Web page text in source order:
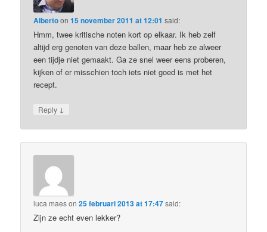
Albertoon15 november 2011 at 12:01 said:
Hmm, twee kritische noten kort op elkaar. Ik heb zelf
altijd erg genoten van deze ballen, maar heb ze alweer
een tijdje niet gemaakt. Ga ze snel weer eens proberen,
kijken of er misschien toch iets niet goed is met het
recept.
Reply ↓
luca maeson25 februari 2013 at 17:47said:
Zijn ze echt even lekker?